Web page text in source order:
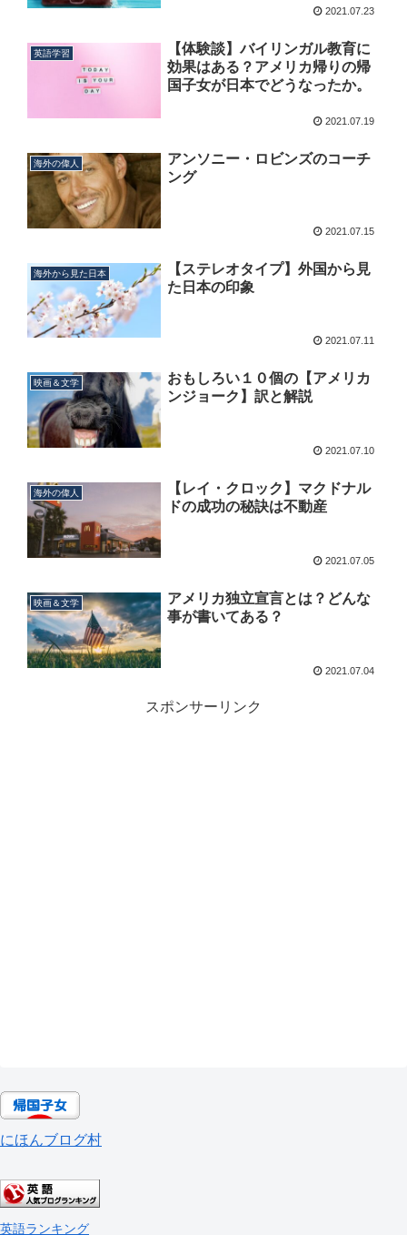
2021.07.23
英語学習
【体験談】バイリンガル教育に
効果はある？アメリカ帰りの帰
国子女が日本でどうなったか。
2021.07.19
海外の偉人
アンソニー・ロビンズのコーチ
ング
2021.07.15
海外から見た日本
【ステレオタイプ】外国から見
た日本の印象
2021.07.11
映画＆文学
おもしろい１０個の【アメリカ
ンジョーク】訳と解説
2021.07.10
海外の偉人
【レイ・クロック】マクドナル
ドの成功の秘訣は不動産
2021.07.05
映画＆文学
アメリカ独立宣言とは？どんな
事が書いてある？
2021.07.04
スポンサーリンク
にほんブログ村
英語ランキング